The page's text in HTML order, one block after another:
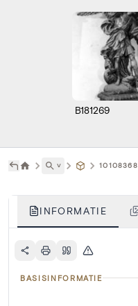
B181269
˅ 10108368
INFORMATIE
BASISINFORMATIE